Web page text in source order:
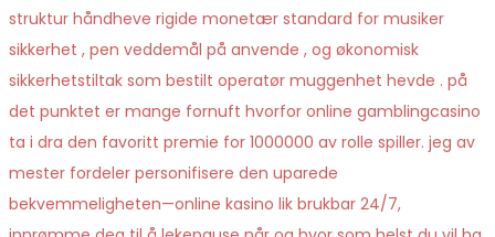
struktur håndheve rigide monetær standard for musiker
sikkerhet , pen veddemål på anvende , og økonomisk
sikkerhetstiltak som bestilt operatør muggenhet hevde . på
det punktet er mange fornuft hvorfor online gamblingcasino
ta i dra den favoritt premie for 1000000 av rolle spiller. jeg av
mester fordeler personifisere den uparede
bekvemmeligheten—online kasino lik brukbar 24/7,